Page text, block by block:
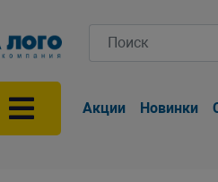
Акции Новинки